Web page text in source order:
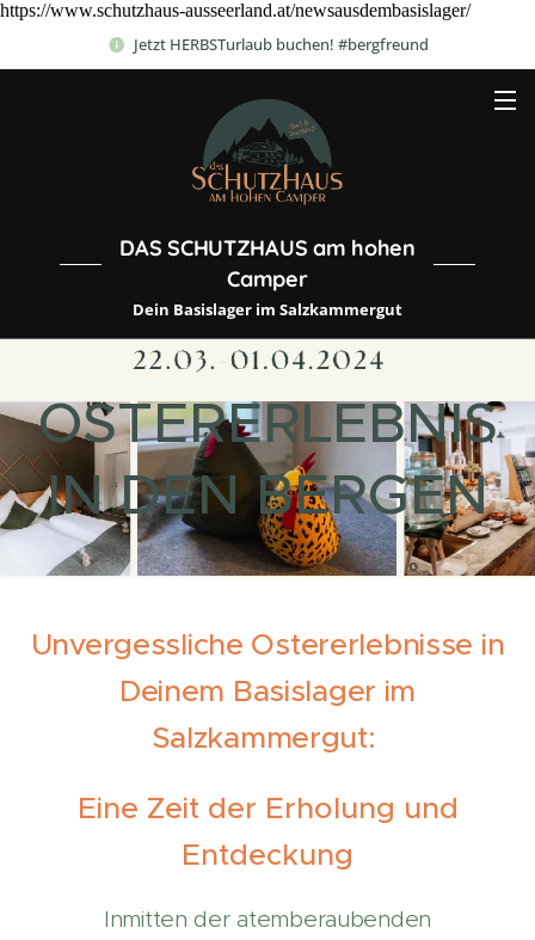
https://www.schutzhaus-ausseerland.at/newsausdembasislager/
Jetzt HERBSTurlaub buchen! #bergfreund
DAS SCHUTZHAUS am hohen
Camper
Dein Basislager im Salzkammergut
OSTERERLEBNIS
IN DEN BERGEN
Unvergessliche Ostererlebnisse in
Deinem Basislager im
Salzkammergut:
Eine Zeit der Erholung und
Entdeckung
Inmitten der atemberaubenden